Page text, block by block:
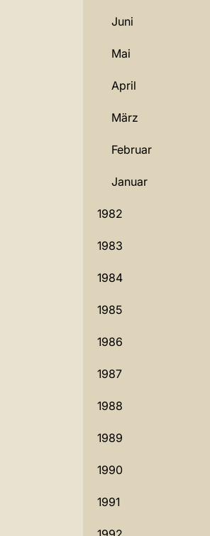
Juni
Mai
April
März
Februar
Januar
1982
1983
1984
1985
1986
1987
1988
1989
1990
1991